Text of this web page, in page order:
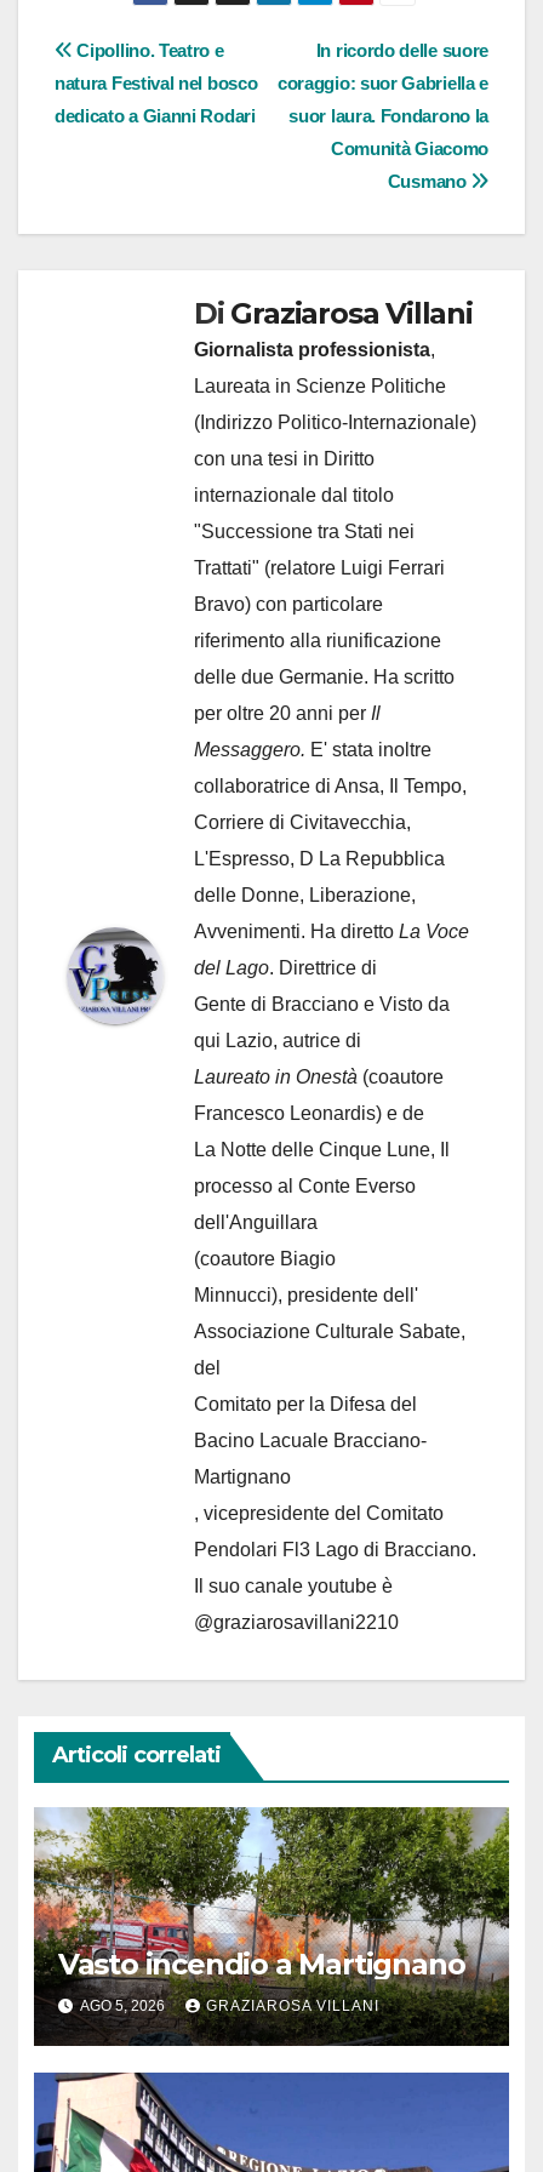
Navigazione
articoli
In ricordo delle suore
coraggio: suor Gabriella e
suor laura. Fondarono la
Comunità Giacomo
Cusmano
Cipollino. Teatro e
natura Festival nel bosco
dedicato a Gianni Rodari
Di Graziarosa Villani
Giornalista professionista,
Laureata in Scienze Politiche
(Indirizzo Politico-Internazionale)
con una tesi in Diritto
internazionale dal titolo
"Successione tra Stati nei
Trattati" (relatore Luigi Ferrari
Bravo) con particolare
riferimento alla riunificazione
delle due Germanie. Ha scritto
per oltre 20 anni per Il
Messaggero. E' stata inoltre
collaboratrice di Ansa, Il Tempo,
Corriere di Civitavecchia,
L'Espresso, D La Repubblica
delle Donne, Liberazione,
Avvenimenti. Ha diretto La Voce
del Lago. Direttrice di
Gente di Bracciano e Visto da
qui Lazio, autrice di
Laureato in Onestà (coautore
Francesco Leonardis) e de
La Notte delle Cinque Lune, Il
processo al Conte Everso
dell'Anguillara
(coautore Biagio
Minnucci), presidente dell'
Associazione Culturale Sabate,
del
Comitato per la Difesa del
Bacino Lacuale Bracciano-
Martignano
, vicepresidente del Comitato
Pendolari Fl3 Lago di Bracciano.
Il suo canale youtube è
@graziarosavillani2210
Articoli correlati
Vasto incendio a Martignano
AGO 5, 2026 GRAZIAROSA VILLANI